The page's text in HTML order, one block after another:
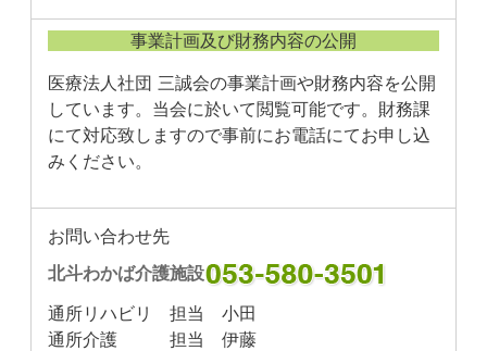
事業計画及び財務内容の公開
医療法人社団 三誠会の事業計画や財務内容を公開
しています。当会に於いて閲覧可能です。財務課
にて対応致しますので事前にお電話にてお申し込
みください。
お問い合わせ先
北斗わかば介護施設
通所リハビリ 担当 小田
通所介護 担当 伊藤